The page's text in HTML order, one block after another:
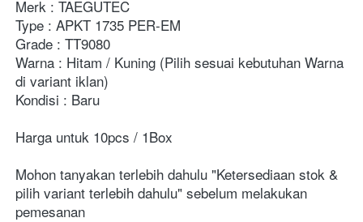
Merk : TAEGUTEC
Type : APKT 1735 PER-EM
Grade : TT9080
Warna : Hitam / Kuning (Pilih sesuai kebutuhan Warna
di variant iklan)
Kondisi : Baru
Harga untuk 10pcs / 1Box
Mohon tanyakan terlebih dahulu "Ketersediaan stok &
pilih variant terlebih dahulu" sebelum melakukan
pemesanan